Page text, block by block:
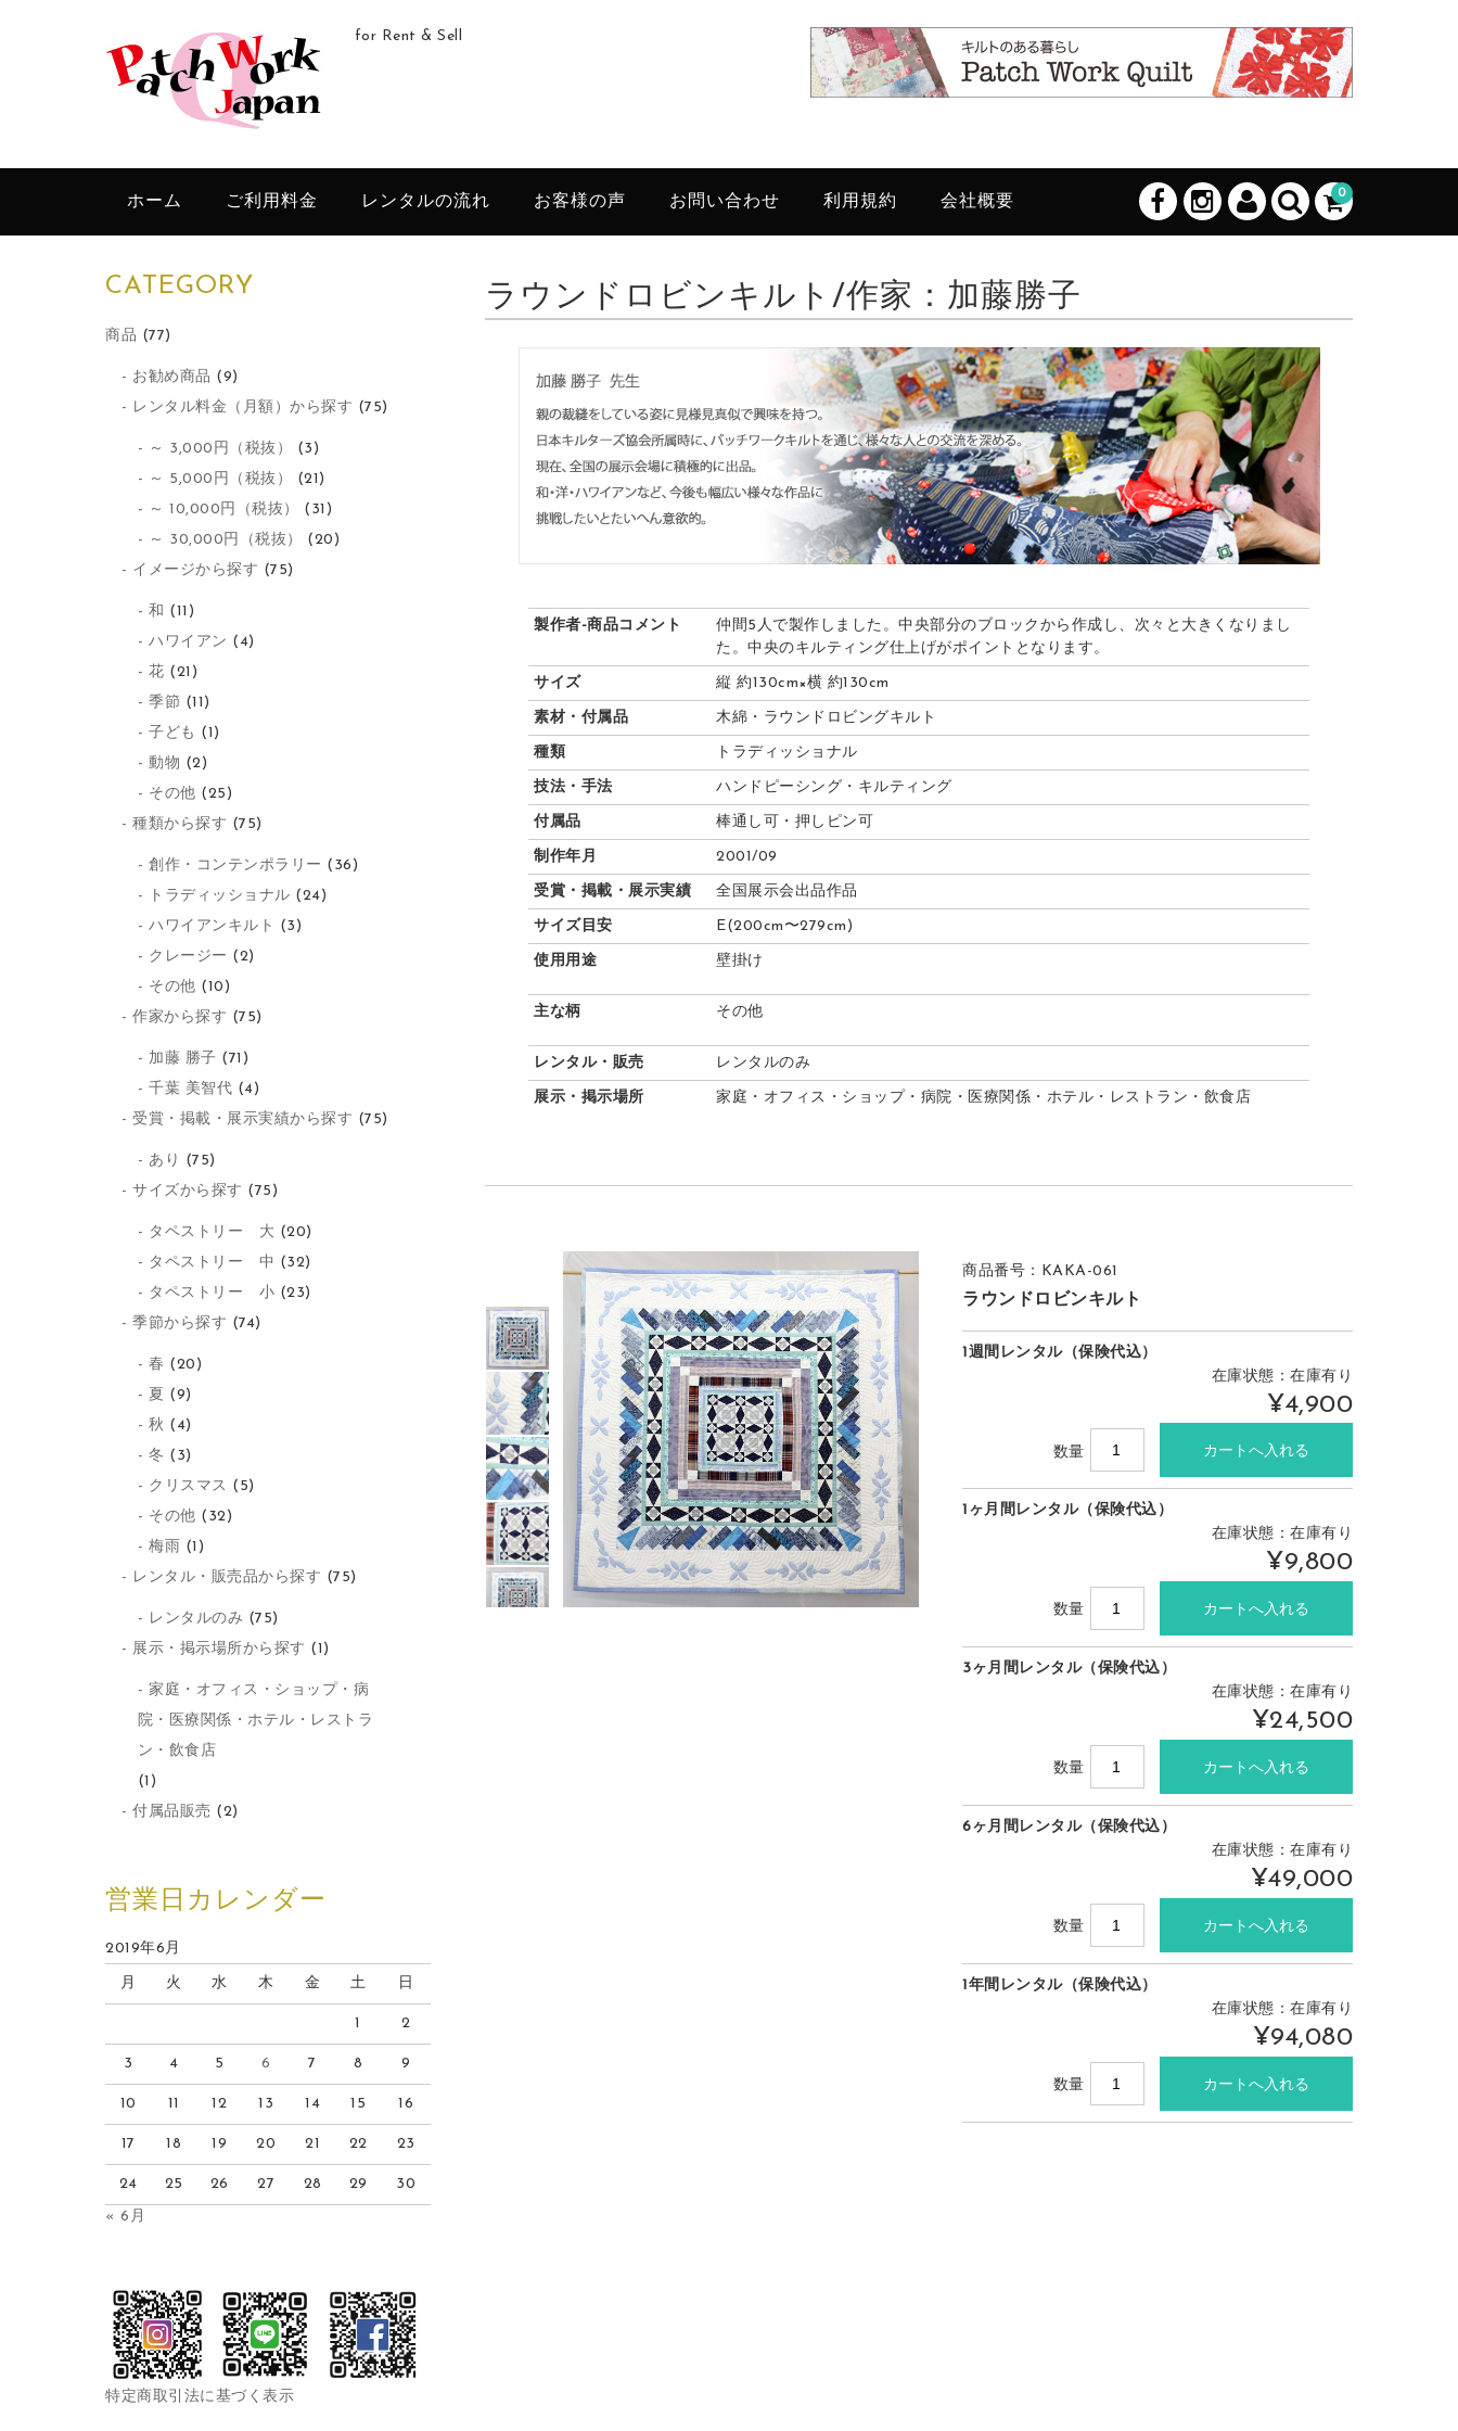
for Rent & Sell
0
ホーム ご利用料金 レンタルの流れ お客様の声 お問い合わせ 利用規約 会社概要
ラウンドロビンキルト/作家：加藤勝子
製作者-商品コメント
仲間5人で製作しました。中央部分のブロックから作成し、次々と大きくなりまし
た。中央のキルティング仕上げがポイントとなります。
サイズ 縦 約130cm×横 約130cm
素材・付属品 木綿・ラウンドロビングキルト
種類 トラディッショナル
技法・手法 ハンドピーシング・キルティング
付属品 棒通し可・押しピン可
制作年月 2001/09
受賞・掲載・展示実績 全国展示会出品作品
サイズ目安 E(200cm〜279cm)
使用用途 壁掛け
主な柄 その他
レンタル・販売 レンタルのみ
展示・掲示場所 家庭・オフィス・ショップ・病院・医療関係・ホテル・レストラン・飲食店
商品番号：KAKA-061
ラウンドロビンキルト
1週間レンタル（保険代込）
在庫状態：在庫有り
¥4,900
数量
1ヶ月間レンタル（保険代込）
在庫状態：在庫有り
¥9,800
数量
3ヶ月間レンタル（保険代込）
在庫状態：在庫有り
¥24,500
数量
6ヶ月間レンタル（保険代込）
在庫状態：在庫有り
¥49,000
数量
1年間レンタル（保険代込）
在庫状態：在庫有り
¥94,080
数量
CATEGORY
商品 (77)
お勧め商品 (9)
レンタル料金（月額）から探す (75)
～ 3,000円（税抜）
(3)
～ 5,000円（税抜）
(21)
～ 10,000円（税抜）
(31)
～ 30,000円（税抜）
(20)
イメージから探す (75)
和 (11)
ハワイアン (4)
花 (21)
季節 (11)
子ども (1)
動物 (2)
その他 (25)
種類から探す (75)
創作・コンテンポラリー (36)
トラディッショナル (24)
ハワイアンキルト (3)
クレージー (2)
その他 (10)
作家から探す (75)
加藤 勝子 (71)
千葉 美智代 (4)
受賞・掲載・展示実績から探す (75)
あり (75)
サイズから探す (75)
タペストリー 大 (20)
タペストリー 中 (32)
タペストリー 小 (23)
季節から探す (74)
春 (20)
夏 (9)
秋 (4)
冬 (3)
クリスマス (5)
その他 (32)
梅雨 (1)
レンタル・販売品から探す (75)
レンタルのみ (75)
展示・掲示場所から探す (1)
家庭・オフィス・ショップ・病
院・医療関係・ホテル・レストラ
ン・飲食店
(1)
付属品販売 (2)
営業日カレンダー
2019年6月
月 火 水 木 金 土 日
1 2
3 4 5 6 7 8 9
10 11 12 13 14 15 16
17 18 19 20 21 22 23
24 25 26 27 28 29
30
« 6月
特定商取引法に基づく表示